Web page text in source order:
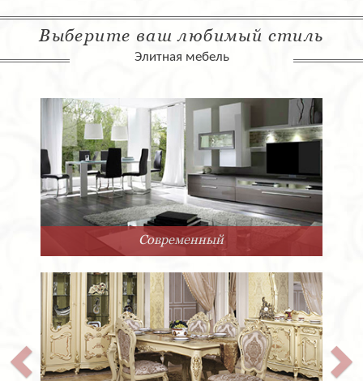
Выберите ваш любимый стиль
Элитная мебель
Арт-Деко